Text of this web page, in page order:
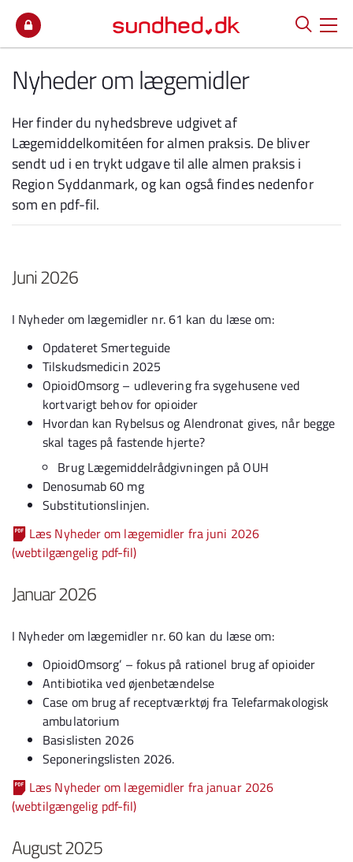
Nyheder om lægemidler
Her finder du nyhedsbreve udgivet af
Lægemiddelkomitéen for almen praksis. De bliver
sendt ud i en trykt udgave til alle almen praksis i
Region Syddanmark, og kan også findes nedenfor
som en pdf-fil.
Juni 2026
I Nyheder om lægemidler nr. 61 kan du læse om:
Opdateret Smerteguide
Tilskudsmedicin 2025
OpioidOmsorg – udlevering fra sygehusene ved
kortvarigt behov for opioider
Hvordan kan Rybelsus og Alendronat gives, når begge
skal tages på fastende hjerte?
Brug Lægemiddelrådgivningen på OUH
Denosumab 60 mg
Substitutionslinjen.
Læs Nyheder om lægemidler fra juni 2026
(webtilgængelig pdf-fil)
Januar 2026
I Nyheder om lægemidler nr. 60 kan du læse om:
OpioidOmsorg’ – fokus på rationel brug af opioider
Antibiotika ved øjenbetændelse
Case om brug af receptværktøj fra Telefarmakologisk
ambulatorium
Basislisten 2026
Seponeringslisten 2026.
Læs Nyheder om lægemidler fra januar 2026
(webtilgængelig pdf-fil)
August 2025